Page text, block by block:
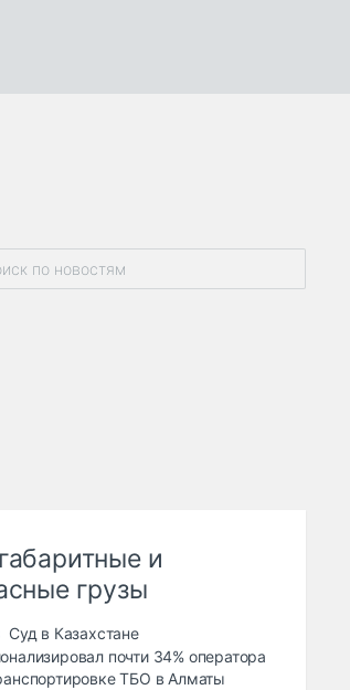
и
грузы
Суд в Казахстане
почти 34% оператора
ТБО в Алматы